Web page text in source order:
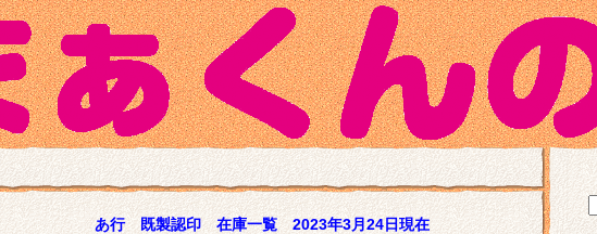
あ行 既製認印 在庫一覧 2023年3月24日現在